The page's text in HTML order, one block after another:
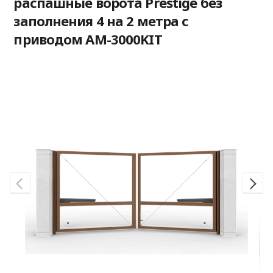
заполнения 4 на 2 метра с
приводом AM-3000KIT